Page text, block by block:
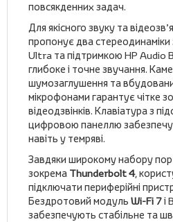
повсякденних задач.
Для якісного звуку та
пропонує два стереодинаміки
Ultra та підтримкою HP Audio
глибоке і точне звучання.
шумозаглушення та
мікрофонами гарантує чітке
відеодзвінків. Клавіатура з
цифровою панеллю
навіть у темряві.
Завдяки широкому набору
зокрема Thunderbolt 4,
підключати периферійні
Бездротовий модуль Wi-Fi 7і
забезпечують стабільне та